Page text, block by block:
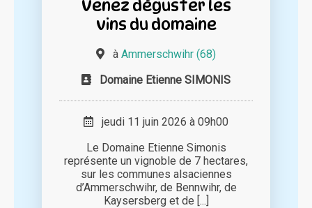
Venez déguster les
vins du domaine
à Ammerschwihr (68)
Domaine Etienne SIMONIS
jeudi 11 juin 2026 à 09h00
Le Domaine Etienne Simonis
représente un vignoble de 7 hectares,
sur les communes alsaciennes
d’Ammerschwihr, de Bennwihr, de
Kaysersberg et de [...]